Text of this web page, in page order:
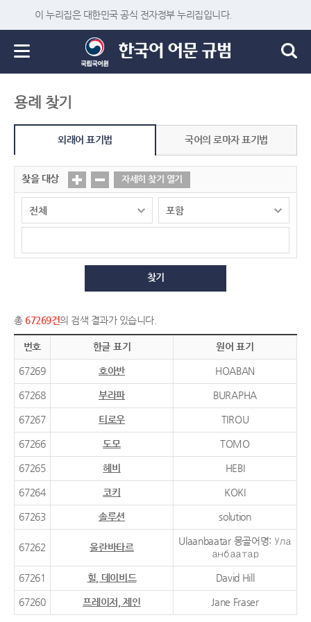
이 누리집은 대한민국 공식 전자정부 누리집입니다.
용례 찾기
외래어 표기법 국어의 로마자 표기법
찾을 대상 자세히 찾기 열기
찾기
총 67269건의 검색 결과가 있습니다.
번호 한글 표기 원어 표기
67269 호아반 HOABAN
67268 부라파 BURAPHA
67267 티로우 TIROU
67266 도모 TOMO
67265 헤비 HEBI
67264 코키 KOKI
67263 솔루션 solution
67262 울란바타르
Ulaanbaatar 몽골어명: Ула
анбаатар
67261 힐, 데이비드 David Hill
67260 프레이저, 제인 Jane Fraser